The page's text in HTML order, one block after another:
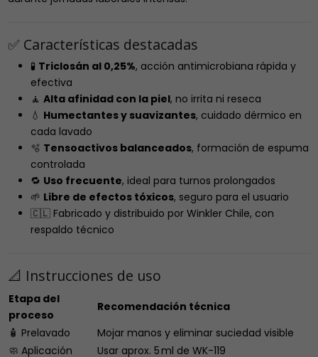
✅ Características destacadas
🧪 Triclosán al 0,25%, acción antimicrobiana rápida y
efectiva
🧘 Alta afinidad con la piel, no irrita ni reseca
💧 Humectantes y suavizantes, cuidado dérmico en
cada lavado
🫧 Tensoactivos balanceados, formación de espuma
controlada
🔁 Uso frecuente, ideal para turnos prolongados
🌱 Libre de efectos tóxicos, seguro para el usuario
🇨🇱 Fabricado y distribuido por Winkler Chile, con
respaldo técnico
📐 Instrucciones de uso
Etapa del
proceso
Recomendación técnica
🧴 Prelavado
Mojar manos y eliminar suciedad visible
🧼 Aplicación
Usar aprox. 5 ml de WK-119